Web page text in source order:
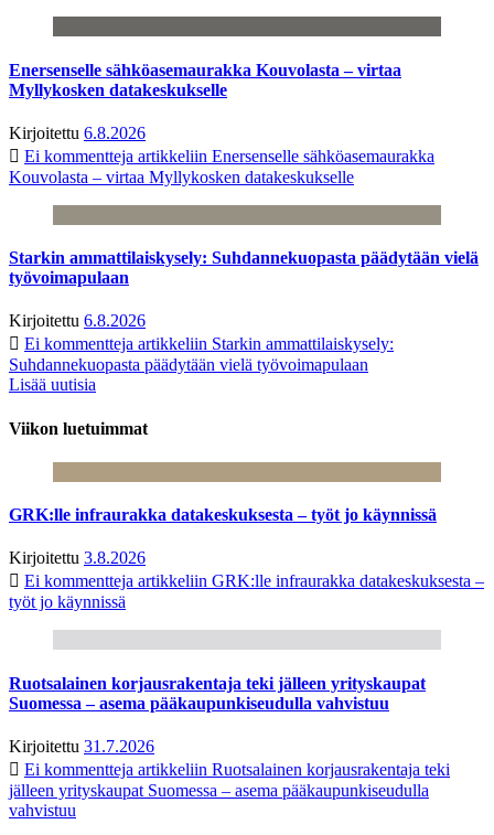
Enersenselle sähköasemaurakka Kouvolasta – virtaa
Myllykosken datakeskukselle
Kirjoitettu 6.8.2026
Ei kommentteja artikkeliin Enersenselle sähköasemaurakka
Kouvolasta – virtaa Myllykosken datakeskukselle
Starkin ammattilaiskysely: Suhdannekuopasta päädytään vielä
työvoimapulaan
Kirjoitettu 6.8.2026
Ei kommentteja artikkeliin Starkin ammattilaiskysely:
Suhdannekuopasta päädytään vielä työvoimapulaan
Lisää uutisia
Viikon luetuimmat
GRK:lle infraurakka datakeskuksesta – työt jo käynnissä
Kirjoitettu 3.8.2026
Ei kommentteja artikkeliin GRK:lle infraurakka datakeskuksesta –
työt jo käynnissä
Ruotsalainen korjausrakentaja teki jälleen yrityskaupat
Suomessa – asema pääkaupunkiseudulla vahvistuu
Kirjoitettu 31.7.2026
Ei kommentteja artikkeliin Ruotsalainen korjausrakentaja teki
jälleen yrityskaupat Suomessa – asema pääkaupunkiseudulla
vahvistuu